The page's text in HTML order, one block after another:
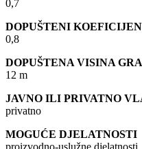
0,7
DOPUŠTENI
0,8
DOPUŠTENA VISINA
12 m
JAVNO ILI PRIVATNO
privatno
MOGUĆE DJELATNOSTI
proizvodno-uslužne djelatnosti